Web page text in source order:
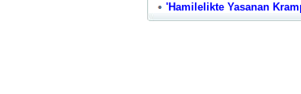
'Hamilelikte Yasanan